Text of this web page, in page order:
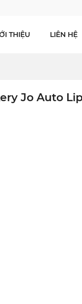
THIỆU LIÊN HỆ
Jo Auto